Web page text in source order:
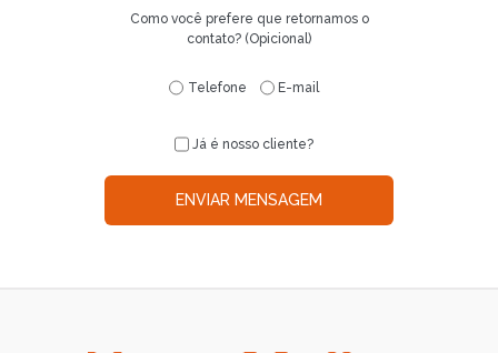
Como você prefere que retornamos o
contato? (Opicional)
Telefone E-mail
Já é nosso cliente?
ENVIAR MENSAGEM